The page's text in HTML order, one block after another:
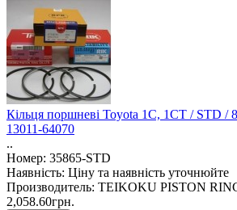
Кільця поршневі Toyota 1C, 1CT / STD /
13011-64070
..
Номер: 35865-STD
Наявність: Ціну та наявність уточнюйте
Производитель: TEIKOKU PISTON
2,058.60грн.